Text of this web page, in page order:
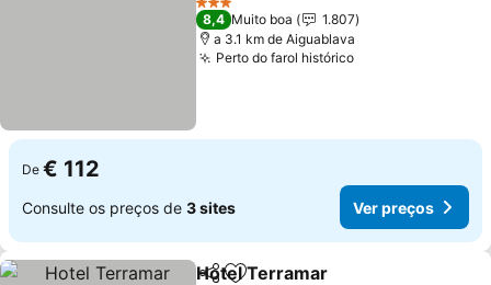
3 Estrelas
8,4 Muito boa
1.807
a 3.1 km de Aiguablava
Perto do farol históricoVer preços
De € 112
Consulte os preços de 3 sites Ver preços
Hotel Terramar